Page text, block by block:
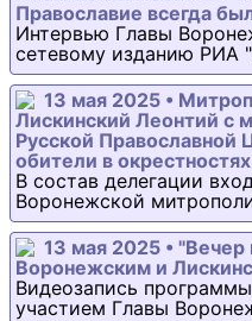
Православие всегда
Интервью Главы
сетевому изданию РИА
13 мая 2025 •
Лискинский Леонтий с
Русской Православной
обители в
В состав делегации
Воронежской
13 мая 2025 •
Воронежским и
Видеозапись
участием Главы